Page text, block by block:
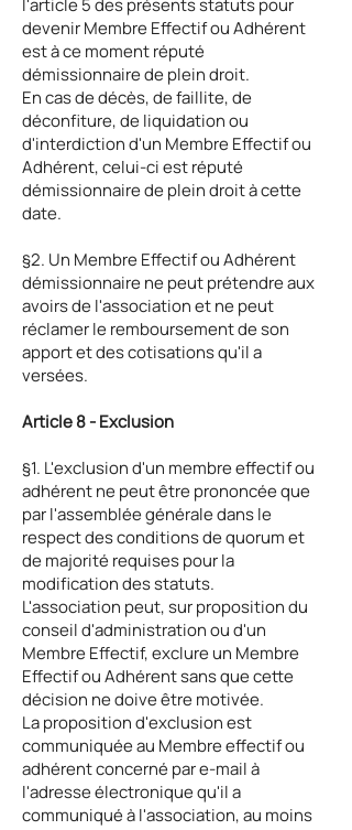
l'article 5 des présents statuts pour
devenir Membre Effectif ou Adhérent
est à ce moment réputé
démissionnaire de plein droit.
En cas de décès, de faillite, de
déconfiture, de liquidation ou
d'interdiction d'un Membre Effectif ou
Adhérent, celui-ci est réputé
démissionnaire de plein droit à cette
date.
§2. Un Membre Effectif ou Adhérent
démissionnaire ne peut prétendre aux
avoirs de l'association et ne peut
réclamer le remboursement de son
apport et des cotisations qu'il a
versées.
Article 8 - Exclusion
§1. L'exclusion d'un membre effectif ou
adhérent ne peut être prononcée que
par l'assemblée générale dans le
respect des conditions de quorum et
de majorité requises pour la
modification des statuts.
L'association peut, sur proposition du
conseil d'administration ou d'un
Membre Effectif, exclure un Membre
Effectif ou Adhérent sans que cette
décision ne doive être motivée.
La proposition d'exclusion est
communiquée au Membre effectif ou
adhérent concerné par e-mail à
l'adresse électronique qu'il a
communiqué à l'association, au moins